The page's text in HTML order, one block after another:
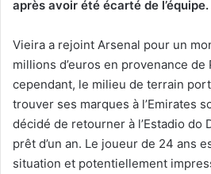
après avoir été écarté de l’équipe.
Vieira a rejoint Arsenal pour un
millions d’euros en provenance
cependant, le milieu de terrain
trouver ses marques à l’Emirates
décidé de retourner à l’Estadio do
prêt d’un an. Le joueur de 24 ans
situation et potentiellement